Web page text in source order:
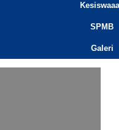
SPMB
Galeri